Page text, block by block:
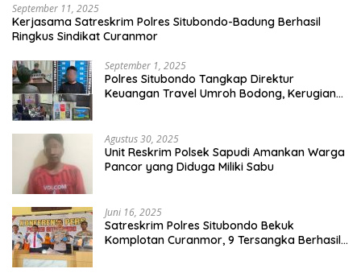
September 11, 2025
Kerjasama Satreskrim Polres Situbondo-Badung Berhasil
Ringkus Sindikat Curanmor
September 1, 2025
Polres Situbondo Tangkap Direktur
Keuangan Travel Umroh Bodong, Kerugian
Agustus 30, 2025
Unit Reskrim Polsek Sapudi Amankan Warga
Pancor yang Diduga Miliki Sabu
Juni 16, 2025
Satreskrim Polres Situbondo Bekuk
Komplotan Curanmor, 9 Tersangka Berhasil